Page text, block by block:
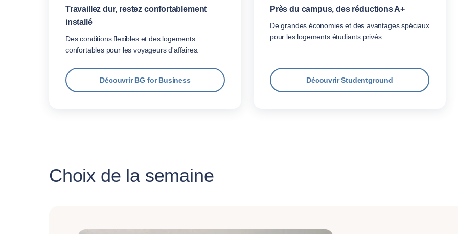
Travaillez dur, restez confortablement
installé
Des conditions flexibles et des logements
confortables pour les voyageurs d'affaires.
Découvrir BG for Business
Près du campus, des réductions A+
De grandes économies et des avantages spéciaux
pour les logements étudiants privés.
Découvrir Studentground
Choix de la semaine